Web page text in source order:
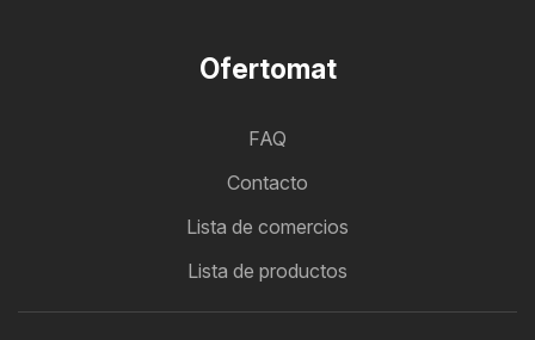
Ofertomat
FAQ
Contacto
Lista de comercios
Lista de productos